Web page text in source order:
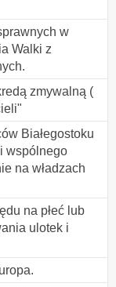
w
Walki z
zmywalną (
Białegostoku
wspólnego
na władzach
na płeć lub
ulotek i